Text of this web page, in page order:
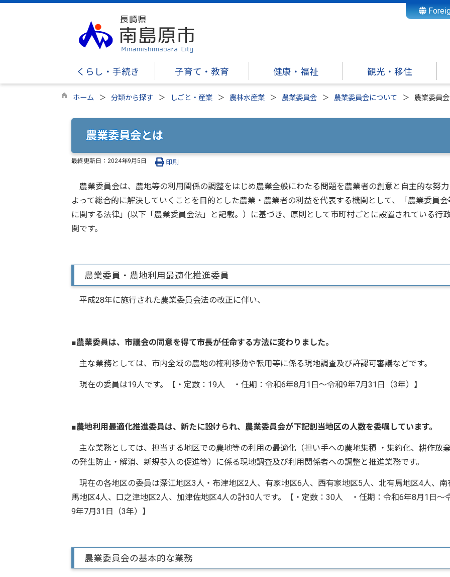
くらし・手続き 子育て・教育 健康・福祉 観光・移住
ホーム 分類から探す しごと・産業 農林水産業 農業委員会 農業委員会について 農業委員
農業委員会とは
最終更新日： 2024年9月5日 印刷
農業委員会は、農地等の利用関係の調整をはじめ農業全般にわたる問題を農業者の創意と自主的な努
よって総合的に解決していくことを目的とした農業・農業者の利益を代表する機関として、「農業委員会
に関する法律」(以下「農業委員会法」と記載。）に基づき、原則として市町村ごとに設置されている行
関です。
農業委員・農地利用最適化推進委員
平成28年に施行された農業委員会法の改正に伴い、
■農業委員は、市議会の同意を得て市長が任命する方法に変わりました。
主な業務としては、市内全域の農地の権利移動や転用等に係る現地調査及び許認可審議などです。
現在の委員は19人です。【・定数：19人 ・任期：令和6年8月1日～令和9年7月31日（3年）】
■農地利用最適化推進委員は、新たに設けられ、農業委員会が下記割当地区の人数を委嘱しています。
主な業務としては、担当する地区での農地等の利用の最適化（担い手への農地集積 ・集約化、耕作放
の発生防止・解消、新規参入の促進等）に係る現地調査及び利用関係者への調整と推進業務です。
現在の各地区の委員は深江地区3人・布津地区2人、有家地区6人、西有家地区5人、北有馬地区4人、南
馬地区4人、口之津地区2人、加津佐地区4人の計30人です。【・定数：30人 ・任期：令和6年8月1日～
9年7月31日（3年）】
農業委員会の基本的な業務